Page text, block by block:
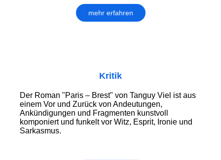
mehr erfahren
Kritik
Der Roman "Paris – Brest" von Tanguy Viel ist aus
einem Vor und Zurück von Andeutungen,
Ankündigungen und Fragmenten kunstvoll
komponiert und funkelt vor Witz, Esprit, Ironie und
Sarkasmus.